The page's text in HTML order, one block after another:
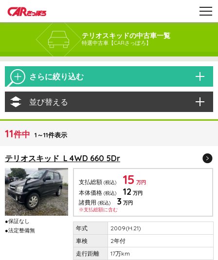
テリオスキッドの中古車一覧
特選中古車【CARさっぽろ】
さらに絞り込む
並び替える
11件中 1～11件表示
テリオスキッド L 4WD 660 5Dr
●保証なし
●法定整備無
支払総額 (税込) 15 万円
本体価格 (税込) 12 万円
諸費用 (税込) 3 万円
※支払総額に含む
2009(H.21)
2年付
17万km